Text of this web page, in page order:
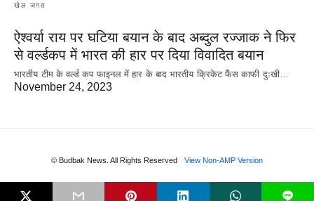
खेल जगत
ऐश्वर्या राय पर‌ घटिया बयान के बाद अब्दुल रज्जाक ने फिर
से वर्ल्डकप में भारत की हार पर दिया विवादित बयान
भारतीय टीम के वर्ल्ड कप फाइनल में हार के‌ बाद भारतीय क्रिकेट फैंस काफी दुःखी…
November 24, 2023
© Budbak News. All Rights Reserved View Non-AMP Version
L